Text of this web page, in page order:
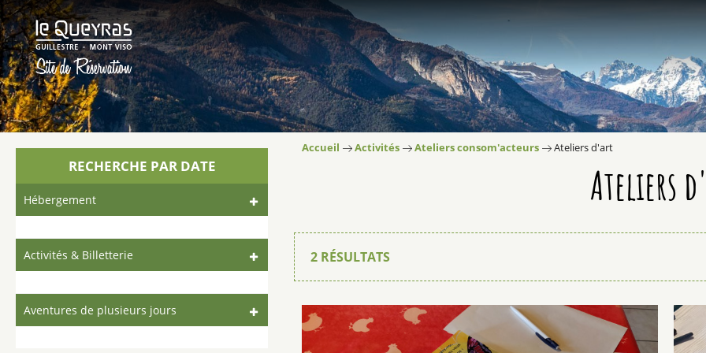
RECHERCHE PAR DATE
Hébergement
Activités & Billetterie
Aventures de plusieurs jours
Accueil Activités Ateliers consom'acteurs Ateliers d'art
Ateliers
2 RÉSULTATS